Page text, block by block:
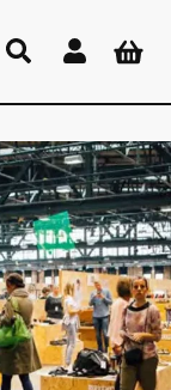
Einloggen